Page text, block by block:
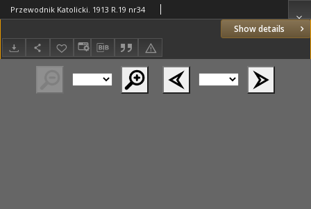
Show details
Przewodnik Katolicki. 1913 R.19 nr34